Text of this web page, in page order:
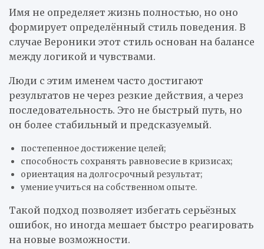
Имя не определяет жизнь полностью, но оно
формирует определённый стиль поведения. В
случае Вероники этот стиль основан на балансе
между логикой и чувствами.
Люди с этим именем часто достигают
результатов не через резкие действия, а через
последовательность. Это не быстрый путь, но
он более стабильный и предсказуемый.
постепенное достижение целей;
способность сохранять равновесие в кризисах;
ориентация на долгосрочный результат;
умение учиться на собственном опыте.
Такой подход позволяет избегать серьёзных
ошибок, но иногда мешает быстро реагировать
на новые возможности.